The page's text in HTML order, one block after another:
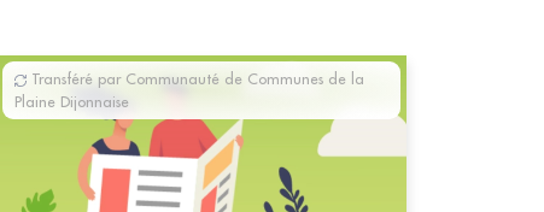
Transféré par Communauté de Communes de la
Plaine Dijonnaise